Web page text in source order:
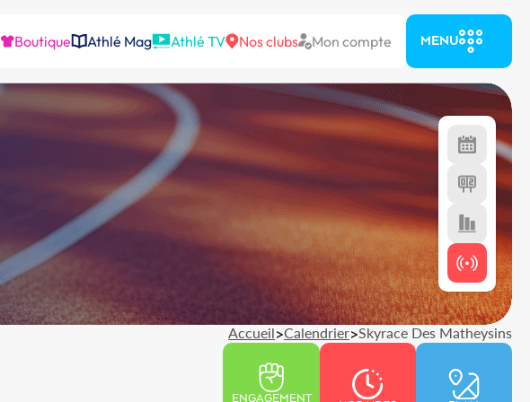
Boutique Athlé Mag Athlé TV Nos clubs Mon compte MENU
Accueil>Calendrier>Skyrace Des Matheysins
ENGAGEMENT